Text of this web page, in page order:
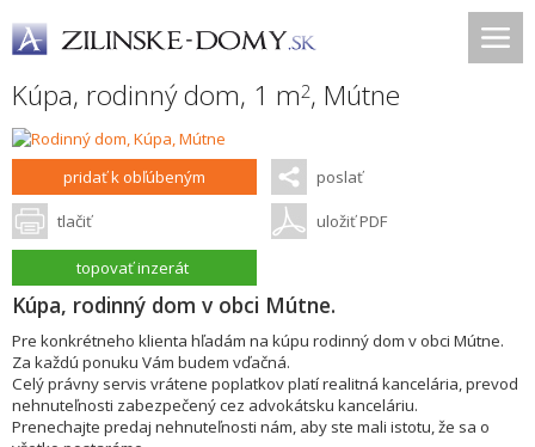
Kúpa, rodinný dom, 1 m2, Mútne
pridať k obľúbeným poslať
tlačiť uložiť PDF
topovať inzerát
Kúpa, rodinný dom v obci Mútne.
Pre konkrétneho klienta hľadám na kúpu rodinný dom v obci Mútne.
Za každú ponuku Vám budem vďačná.
Celý právny servis vrátene poplatkov platí realitná kancelária, prevod
nehnuteľnosti zabezpečený cez advokátsku kanceláriu.
Prenechajte predaj nehnuteľnosti nám, aby ste mali istotu, že sa o